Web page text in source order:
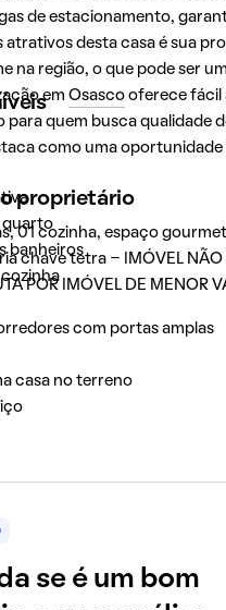
de estacionamento,
atrativos desta casa é sua
na região, o que pode ser
em Osascooferece fácil
para quem busca qualidade
como uma
proprietário
01 cozinha, espaço
chave tetra - IMÓVEL NÃO
POR IMÓVEL DE MENOR
quarto
banheiros
com portas amplas
casa no terreno
se é um bom